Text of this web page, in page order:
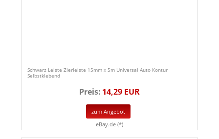
Schwarz Leiste Zierleiste 15mm x 5m Universal Auto Kontur
Selbstklebend
Preis: 14,29 EUR
zum Angebot
eBay.de (*)